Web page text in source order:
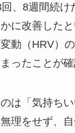
、8週間続け
に改善した
動（HRV）
ったことが確
は「気持ち
理をせず、